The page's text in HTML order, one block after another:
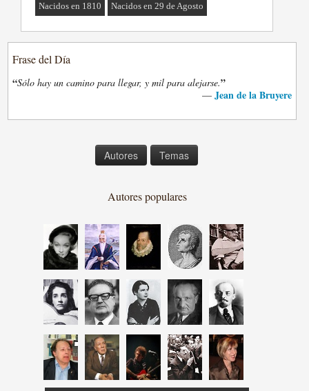
Nacidos en 1810 Nacidos en 29 de Agosto
Frase del Día
“Sólo hay un camino para llegar, y mil para alejarse.”
— Jean de la Bruyere
Autores Temas
Autores populares